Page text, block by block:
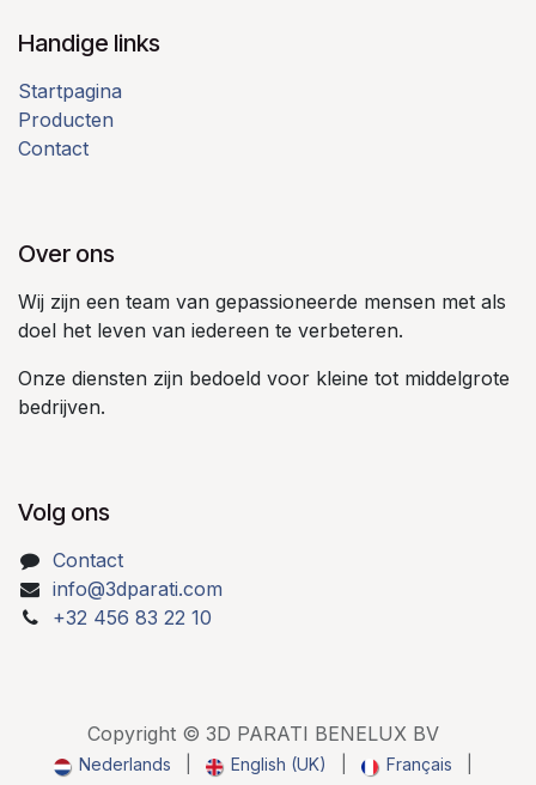
Handige links
Startpagina
Producten
Contact
Over ons
Wij zijn een team van gepassioneerde mensen met als
doel het leven van iedereen te verbeteren.
Onze diensten zijn bedoeld voor kleine tot middelgrote
bedrijven.
Volg ons
Contact
info@3dparati.com
+32 456 83 22 10
Copyright © 3D PARATI BENELUX BV
Nederlands English (UK) Français